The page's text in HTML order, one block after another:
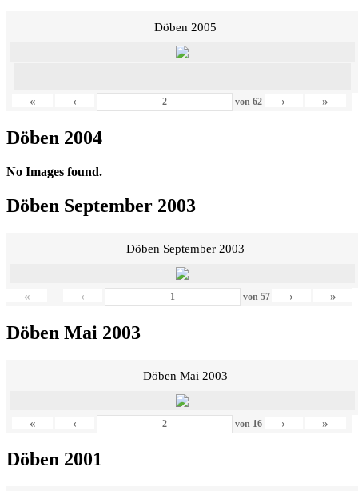
Döben 2005
« ‹ von 62 › »
Döben 2004
No Images found.
Döben September 2003
Döben September 2003
« ‹ von 57 › »
Döben Mai 2003
Döben Mai 2003
« ‹ von 16 › »
Döben 2001